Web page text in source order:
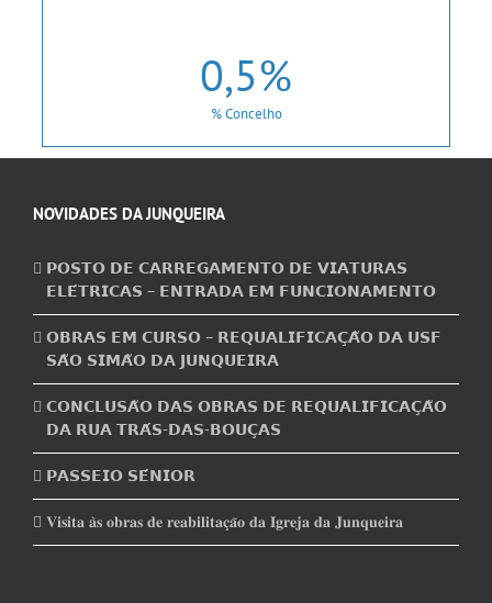
0,5%
% Concelho
NOVIDADES DA JUNQUEIRA
𝗣𝗢𝗦𝗧𝗢 𝗗𝗘 𝗖𝗔𝗥𝗥𝗘𝗚𝗔𝗠𝗘𝗡𝗧𝗢 𝗗𝗘 𝗩𝗜𝗔𝗧𝗨𝗥𝗔𝗦
𝗘𝗟𝗘́𝗧𝗥𝗜𝗖𝗔𝗦 – 𝗘𝗡𝗧𝗥𝗔𝗗𝗔 𝗘𝗠 𝗙𝗨𝗡𝗖𝗜𝗢𝗡𝗔𝗠𝗘𝗡𝗧𝗢
𝗢𝗕𝗥𝗔𝗦 𝗘𝗠 𝗖𝗨𝗥𝗦𝗢 – 𝗥𝗘𝗤𝗨𝗔𝗟𝗜𝗙𝗜𝗖𝗔𝗖̧𝗔̃𝗢 𝗗𝗔 𝗨𝗦𝗙
𝗦𝗔̃𝗢 𝗦𝗜𝗠𝗔̃𝗢 𝗗𝗔 𝗝𝗨𝗡𝗤𝗨𝗘𝗜𝗥𝗔
𝗖𝗢𝗡𝗖𝗟𝗨𝗦𝗔̃𝗢 𝗗𝗔𝗦 𝗢𝗕𝗥𝗔𝗦 𝗗𝗘 𝗥𝗘𝗤𝗨𝗔𝗟𝗜𝗙𝗜𝗖𝗔𝗖̧𝗔̃𝗢
𝗗𝗔 𝗥𝗨𝗔 𝗧𝗥𝗔́𝗦-𝗗𝗔𝗦-𝗕𝗢𝗨𝗖̧𝗔𝗦
𝗣𝗔𝗦𝗦𝗘𝗜𝗢 𝗦𝗘́𝗡𝗜𝗢𝗥
𝐕𝐢𝐬𝐢𝐭𝐚 𝐚̀𝐬 𝐨𝐛𝐫𝐚𝐬 𝐝𝐞 𝐫𝐞𝐚𝐛𝐢𝐥𝐢𝐭𝐚𝐜̧𝐚̃𝐨 𝐝𝐚 𝐈𝐠𝐫𝐞𝐣𝐚 𝐝𝐚 𝐉𝐮𝐧𝐪𝐮𝐞𝐢𝐫𝐚